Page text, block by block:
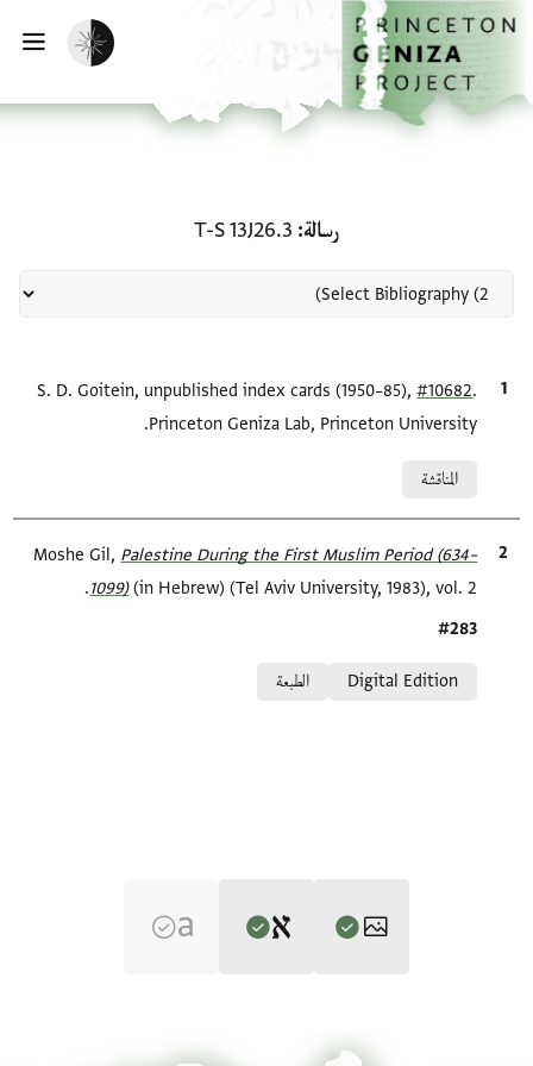
إلى المحتوى الرئيسي
الرئيسية
تفعيل الوضع المظلم
رسالة T-S 13J26.3
الاقتباس المرجعيS. D. Goitein, unpublished index cards (1950–85),#10682
Princeton Geniza Lab, Princeton University.
المناقشة
الاقتباس المرجعي Moshe Gil,Palestine During the First Muslim Period (634–
1099)‎(in Hebrew) (Tel Aviv University, 1983), vol. 2.
Location in source
#283
Digital Edition
الطبعة
Palestine During the First Muslim Period (634–1099)‎